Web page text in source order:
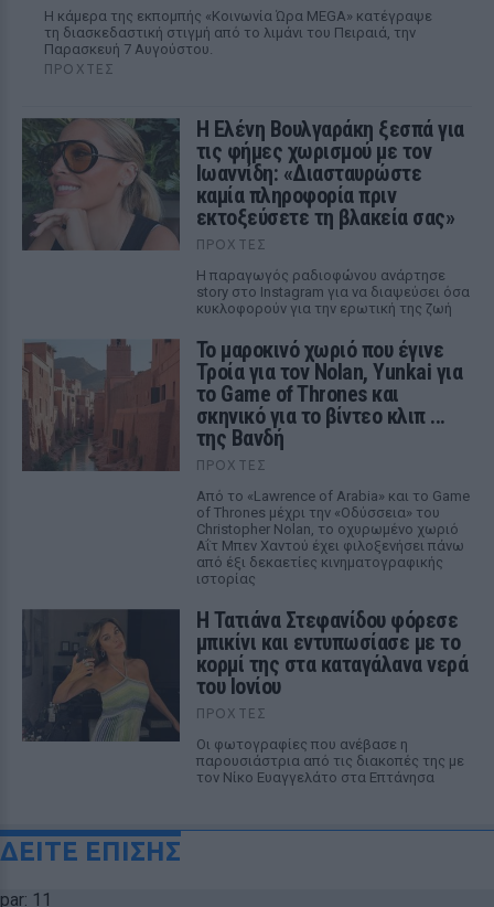
Η κάμερα της εκπομπής «Κοινωνία Ώρα MEGA» κατέγραψε
τη διασκεδαστική στιγμή από το λιμάνι του Πειραιά, την
Παρασκευή 7 Αυγούστου.
ΠΡΟΧΤΈΣ
Η Ελένη Βουλγαράκη ξεσπά για
τις φήμες χωρισμού με τον
Ιωαννίδη: «Διασταυρώστε
καμία πληροφορία πριν
εκτοξεύσετε τη βλακεία σας»
ΠΡΟΧΤΈΣ
Η παραγωγός ραδιοφώνου ανάρτησε
story στο Instagram για να διαψεύσει όσα
κυκλοφορούν για την ερωτική της ζωή
Το μαροκινό χωριό που έγινε
Τροία για τον Nolan, Yunkai για
το Game of Thrones και
σκηνικό για το βίντεο κλιπ ...
της Βανδή
ΠΡΟΧΤΈΣ
Από το «Lawrence of Arabia» και το Game
of Thrones μέχρι την «Οδύσσεια» του
Christopher Nolan, το οχυρωμένο χωριό
Αΐτ Μπεν Χαντού έχει φιλοξενήσει πάνω
από έξι δεκαετίες κινηματογραφικής
ιστορίας
Η Τατιάνα Στεφανίδου φόρεσε
μπικίνι και εντυπωσίασε με το
κορμί της στα καταγάλανα νερά
του Ιονίου
ΠΡΟΧΤΈΣ
Οι φωτογραφίες που ανέβασε η
παρουσιάστρια από τις διακοπές της με
τον Νίκο Ευαγγελάτο στα Επτάνησα
ΔΕΙΤΕ ΕΠΙΣΗΣ
par: 11